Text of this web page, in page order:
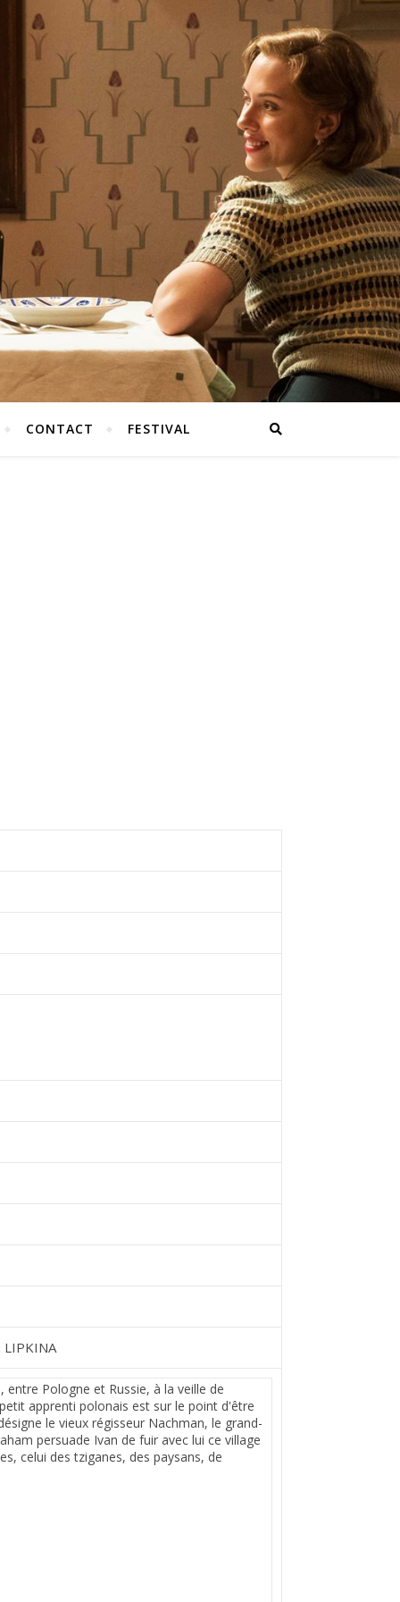
CONTACT FESTIVAL
LIPKINA